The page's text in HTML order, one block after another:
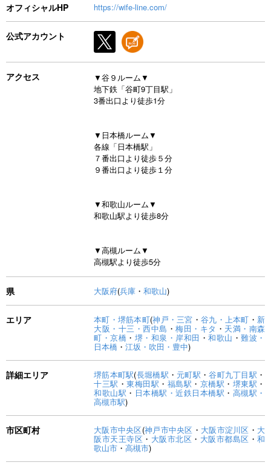
オフィシャルHP https://wife-line.com/
公式アカウント
アクセス
▼谷９ルーム▼
地下鉄「谷町9丁目駅」
3番出口より徒歩1分
▼日本橋ルーム▼
各線「日本橋駅」
７番出口より徒歩５分
９番出口より徒歩１分
▼和歌山ルーム▼
和歌山駅より徒歩8分
▼高槻ルーム▼
高槻駅より徒歩5分
県 大阪府(兵庫 ・ 和歌山)
エリア 本町・堺筋本町(神戸・三宮 ・谷九・上本町 ・ 新
大阪・十三・西中島 ・ 梅田・キタ ・ 天満・南森
町・京橋 ・ 堺・和泉・岸和田 ・ 和歌山 ・ 難波・
日本橋 ・ 江坂・吹田・豊中)
詳細エリア 堺筋本町駅(長堀橋駅 ・ 元町駅 ・谷町九丁目駅 ・
十三駅 ・ 東梅田駅 ・ 福島駅 ・ 京橋駅 ・ 堺東駅 ・
和歌山駅 ・ 日本橋駅・近鉄日本橋駅 ・ 高槻駅・
高槻市駅)
市区町村 大阪市中央区(神戸市中央区 ・ 大阪市淀川区 ・ 大
阪市天王寺区・ 大阪市北区 ・ 大阪市都島区 ・ 和
歌山市 ・ 高槻市)